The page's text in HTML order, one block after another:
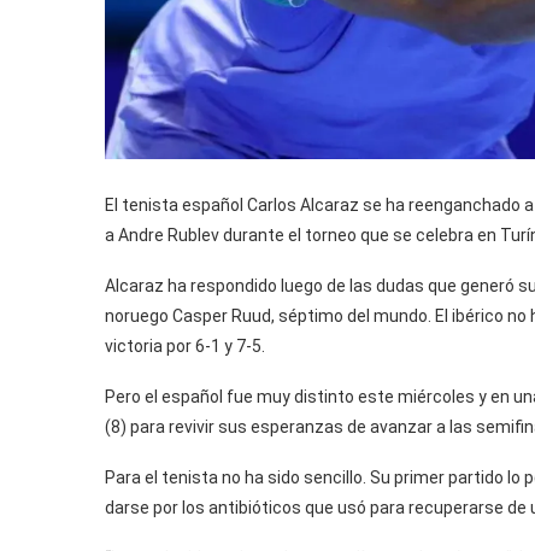
El tenista español Carlos Alcaraz se ha reenganchado
a Andre Rublev durante el torneo que se celebra en
Alcaraz ha respondido luego de las dudas que generó
noruego Casper Ruud, séptimo del mundo. El ibérico
victoria por 6-1 y 7-5.
Pero el español fue muy distinto este miércoles y en
(8) para revivir sus esperanzas de avanzar a las
Para el tenista no ha sido sencillo. Su primer partido
darse por los antibióticos que usó para recuperarse de